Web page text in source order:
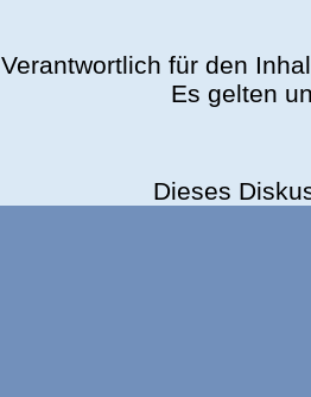
Verantwortlich für den
Es gelten
Dieses